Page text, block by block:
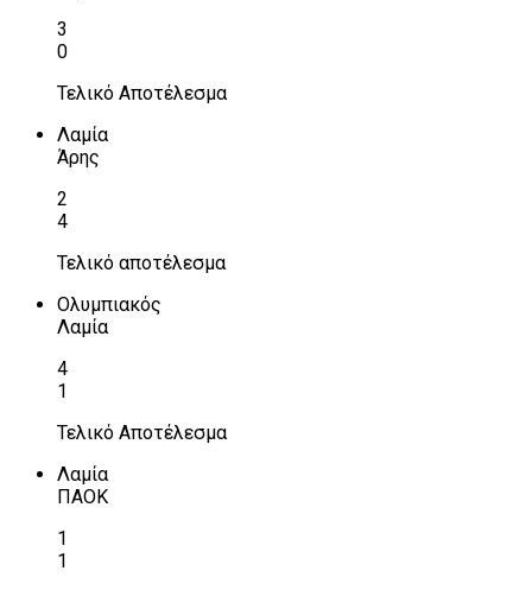
3
0
Τελικό Αποτέλεσμα
Λαμία
Άρης
2
4
Τελικό αποτέλεσμα
Ολυμπιακός
Λαμία
4
1
Τελικό Αποτέλεσμα
Λαμία
ΠΑΟΚ
1
1